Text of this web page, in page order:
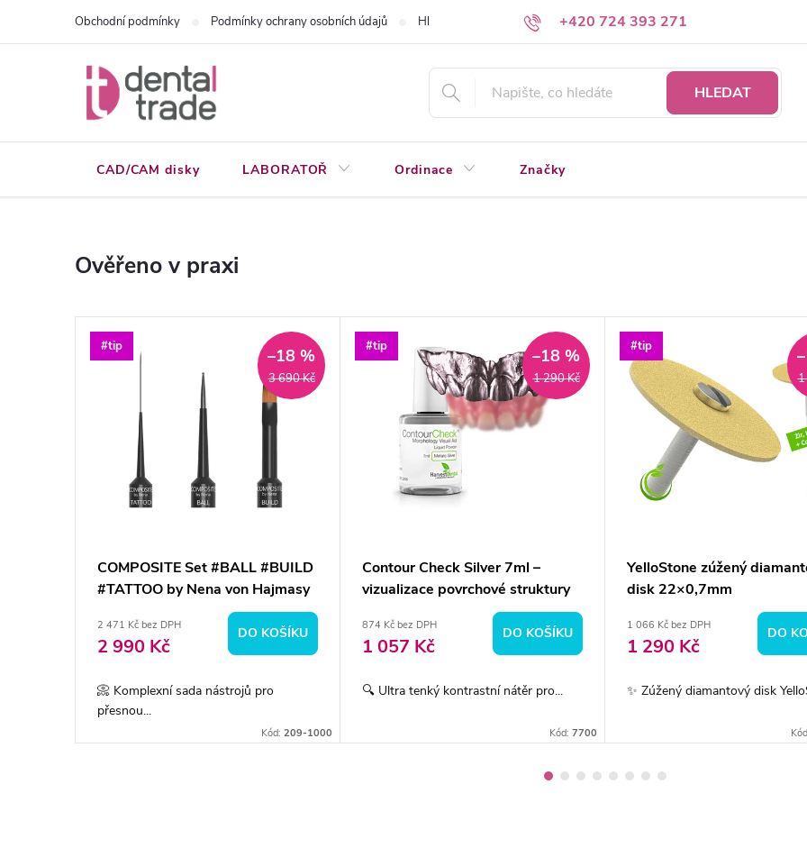
+420 724 393 271
Obchodní podmínky Podmínky ochrany osobních údajů Hledáte a nenacházíte? Napište nám
HLEDAT
CAD/CAM disky LABORATOŘ Ordinace Značky
Ověřeno v praxi
#tip
3 690 Kč
–18 %
COMPOSITE Set #BALL #BUILD
#TATTOO by Nena von Hajmasy
2 471 Kč bez DPH
2 990 Kč
DO KOŠÍKU
📀 Komplexní sada nástrojů pro
přesnou...
Kód: 209-1000
#tip
1 290 Kč
–18 %
Contour Check Silver 7ml –
vizualizace povrchové struktury
874 Kč bez DPH
1 057 Kč
DO KOŠÍKU
🔍 Ultra tenký kontrastní nátěr pro...
Kód: 7700
#tip
1
YelloStone zúžený
disk 22×0,7mm
1 066 Kč bez DPH
1 290 Kč
DO
✨ Zúžený diamantový disk